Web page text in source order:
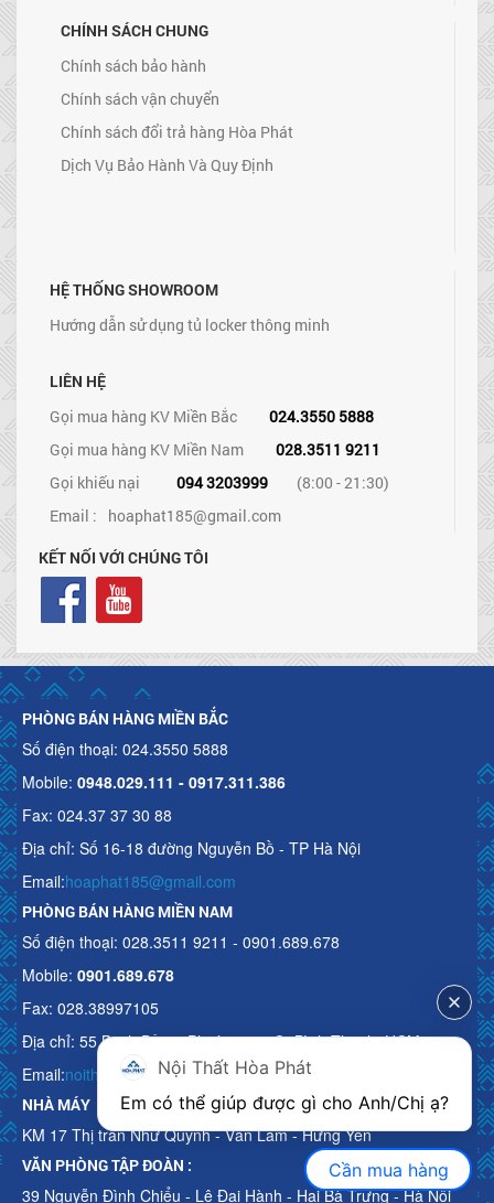
CHÍNH SÁCH CHUNG
Chính sách bảo hành
Chính sách vận chuyển
Chính sách đổi trả hàng Hòa Phát
Dịch Vụ Bảo Hành Và Quy Định
HỆ THỐNG SHOWROOM
Hướng dẫn sử dụng tủ locker thông minh
LIÊN HỆ
Gọi mua hàng KV Miền Bắc
024.3550 5888
Gọi mua hàng KV Miền Nam
028.3511 9211
Gọi khiếu nại
094 3203999
(8:00 - 21:30)
Email : hoaphat185@gmail.com
KẾT NỐI VỚI CHÚNG TÔI
PHÒNG BÁN HÀNG MIỀN BẮC
Số điện thoại: 024.3550 5888
Mobile: 0948.029.111 - 0917.311.386
Fax: 024.37 37 30 88
Địa chỉ: Số 16-18 đường Nguyễn Bồ - TP Hà Nội
Email:hoaphat185@gmail.com
PHÒNG BÁN HÀNG MIỀN NAM
Số điện thoại: 028.3511 9211 - 0901.689.678
Mobile: 0901.689.678
Fax: 028.38997105
Địa chỉ: 55 Bạch Đằng, Phường 15, Q. Bình Thạnh, HCM
Email:noithathoaphattot@gmail.com
NHÀ MÁY
KM 17 Thị trấn Như Quỳnh - Văn Lâm - Hưng Yên
VĂN PHÒNG TẬP ĐOÀN :
39 Nguyễn Đình Chiểu - Lê Đại Hành - Hai Bà Trưng - Hà Nội
Nội Thất Hòa Phát
Cần mua hàng